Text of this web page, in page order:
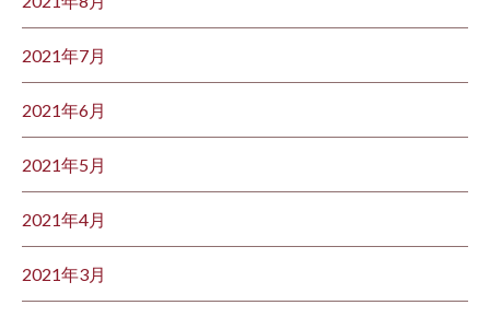
2021年7月
2021年6月
2021年5月
2021年4月
2021年3月